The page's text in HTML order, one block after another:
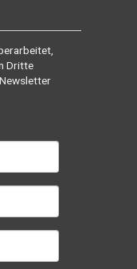
Dritte